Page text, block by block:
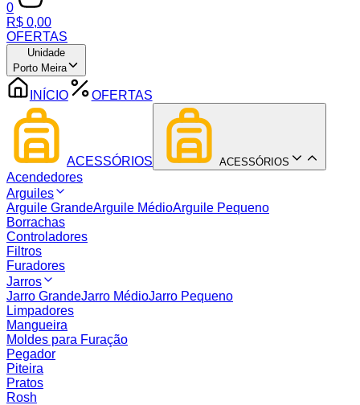
0
R$ 0,00
OFERTAS
Unidade
Porto Meira
INÍCIO OFERTAS
ACESSÓRIOS ACESSÓRIOS
Acendedores
Arguiles
Arguile GrandeArguile MédioArguile Pequeno
Borrachas
Controladores
Filtros
Furadores
Jarros
Jarro GrandeJarro MédioJarro Pequeno
Limpadores
Mangueira
Moldes para Furação
Pegador
Piteira
Pratos
Rosh